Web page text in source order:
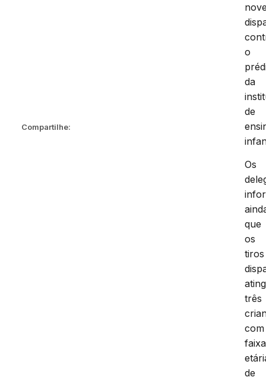
Compartilhe:
o
da
de
Os
que
os
tiros
três
com
faixa
de